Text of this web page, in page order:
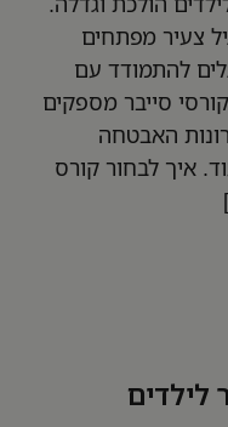
צעיר מפתחים
להתמודד עם
סייבר מספקים
האבטחה
איך לבחור קורס
לילדים